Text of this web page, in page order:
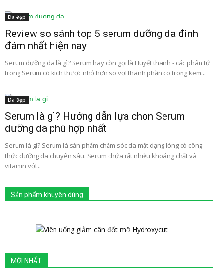
Da Đẹp
Review so sánh top 5 serum dưỡng da đình
đám nhất hiện nay
Serum dưỡng da là gì? Serum hay còn gọi là Huyết thanh - các phân tử
trong Serum có kích thước nhỏ hơn so với thành phần có trong kem...
Da Đẹp
Serum là gì? Hướng dẫn lựa chọn Serum
dưỡng da phù hợp nhất
Serum là gì? Serum là sản phẩm chăm sóc da mặt dạng lỏng có công
thức dưỡng da chuyên sâu. Serum chứa rất nhiều khoáng chất và
vitamin với...
Sản phẩm khuyên dùng
MỚI NHẤT